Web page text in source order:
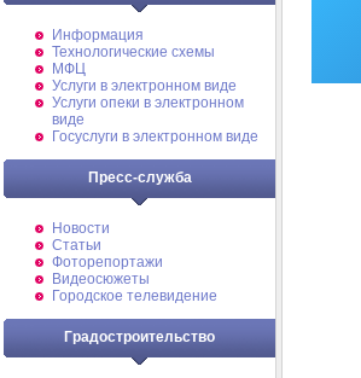
Информация
Технологические схемы
МФЦ
Услуги в электронном виде
Услуги опеки в электронном
виде
Госуслуги в электронном виде
Пресс-служба
Новости
Статьи
Фоторепортажи
Видеосюжеты
Городское телевидение
Градостроительство